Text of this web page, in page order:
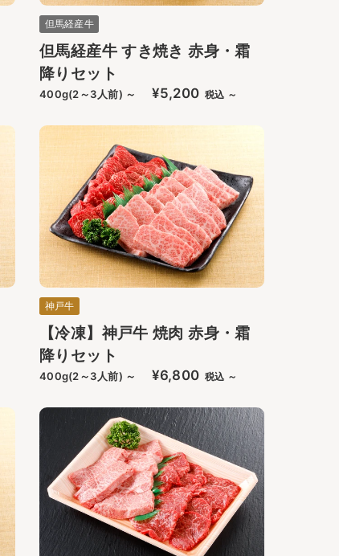
但馬経産牛
但馬経産牛 すき焼き 赤身・霜
降りセット
400g(2～3人前) ～ ¥5,200 税込 ～
神戸牛
【冷凍】神戸牛 焼肉 赤身・霜
降りセット
400g(2～3人前) ～ ¥6,800 税込 ～